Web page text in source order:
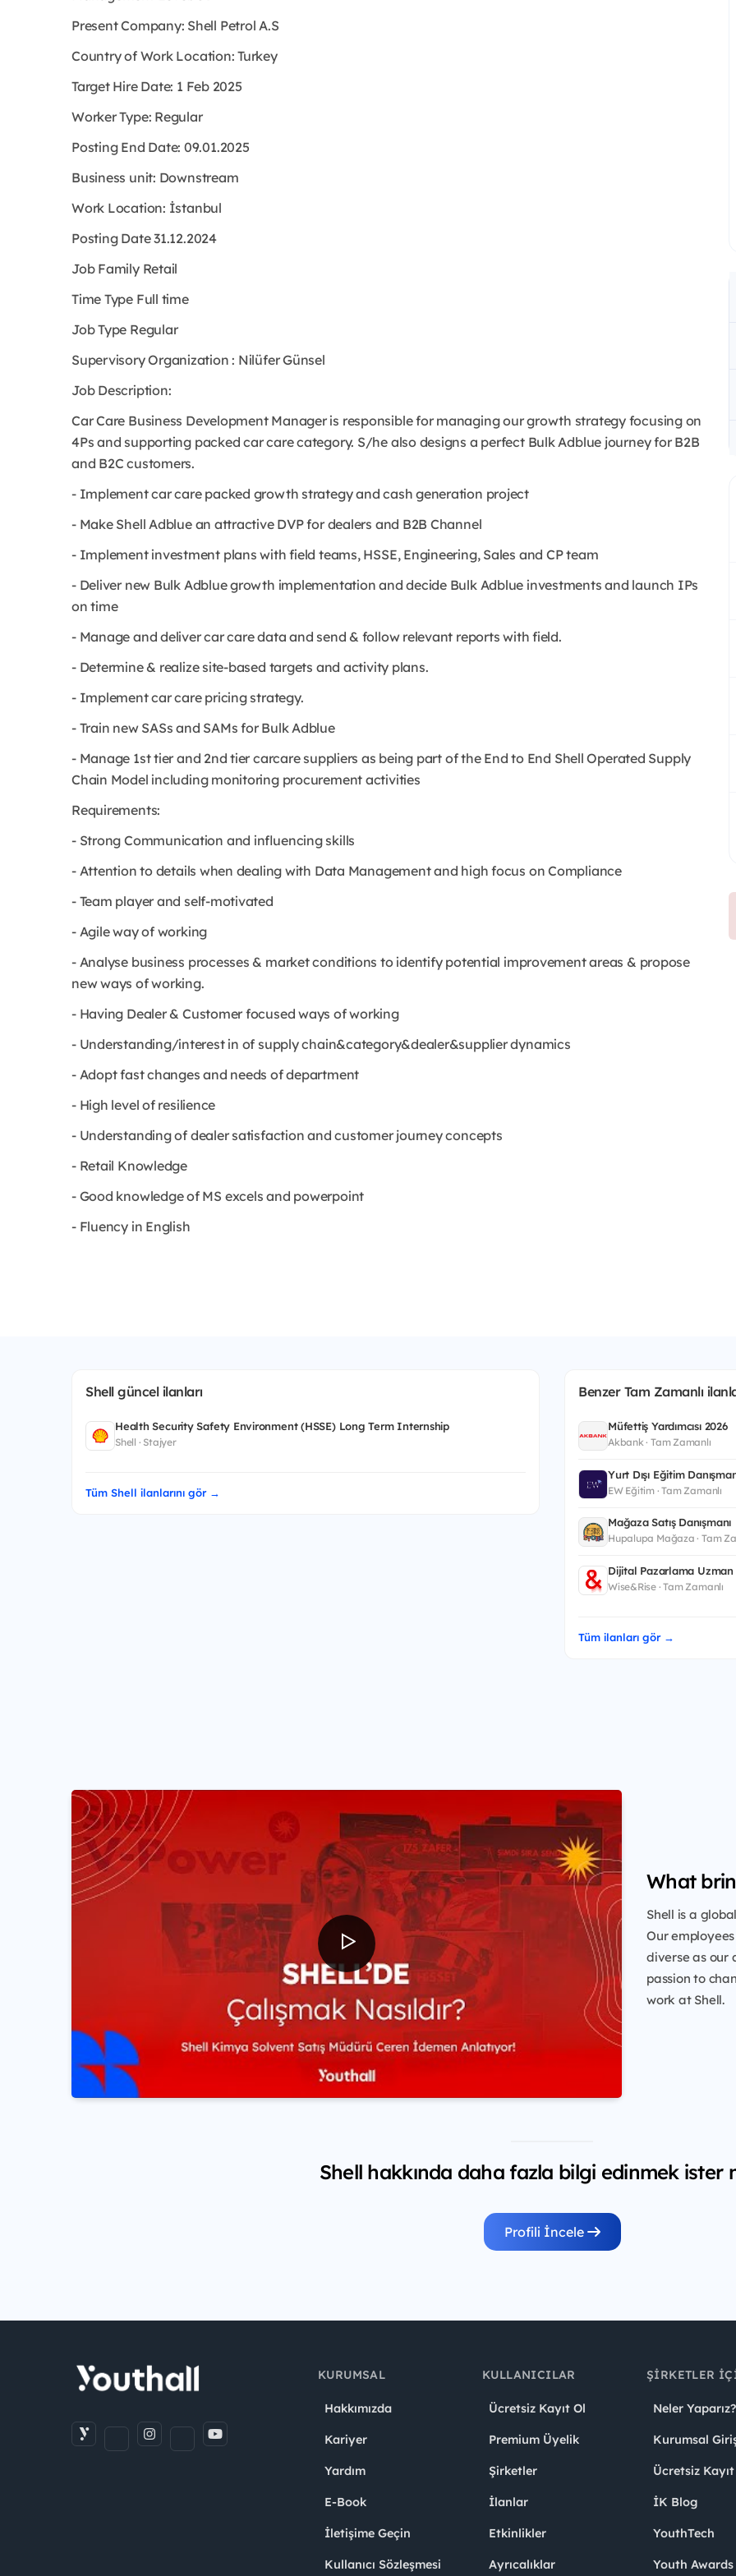
Present Company: Shell Petrol A.S
Country of Work Location: Turkey
Target Hire Date: 1 Feb 2025
Worker Type: Regular
Posting End Date: 09.01.2025
Business unit: Downstream
Work Location: İstanbul
Posting Date 31.12.2024
Job Family Retail
Time Type Full time
Job Type Regular
Supervisory Organization : Nilüfer Günsel
Job Description:
Car Care Business Development Manager is responsible for managing our growth strategy focusing on
4Ps and supporting packed car care category. S/he also designs a perfect Bulk Adblue journey for B2B
and B2C customers.
- Implement car care packed growth strategy and cash generation project
- Make Shell Adblue an attractive DVP for dealers and B2B Channel
- Implement investment plans with field teams, HSSE, Engineering, Sales and CP team
- Deliver new Bulk Adblue growth implementation and decide Bulk Adblue investments and launch IPs
on time
- Manage and deliver car care data and send & follow relevant reports with field.
- Determine & realize site-based targets and activity plans.
- Implement car care pricing strategy.
- Train new SASs and SAMs for Bulk Adblue
- Manage 1st tier and 2nd tier carcare suppliers as being part of the End to End Shell Operated Supply
Chain Model including monitoring procurement activities
Requirements:
- Strong Communication and influencing skills
- Attention to details when dealing with Data Management and high focus on Compliance
- Team player and self-motivated
- Agile way of working
- Analyse business processes & market conditions to identify potential improvement areas & propose
new ways of working.
- Having Dealer & Customer focused ways of working
- Understanding/interest in of supply chain&category&dealer&supplier dynamics
- Adopt fast changes and needs of department
- High level of resilience
- Understanding of dealer satisfaction and customer journey concepts
- Retail Knowledge
- Good knowledge of MS excels and powerpoint
- Fluency in English
Shell güncel ilanları
Health Security Safety Environment (HSSE) Long Term Internship
Shell · Stajyer
Tüm Shell ilanlarını gör →
Benzer Tam Zamanlı
Müfettiş Yardımcısı 2026
Akbank · Tam Zamanlı
Yurt Dışı Eğitim
EW Eğitim · Tam Zamanlı
Mağaza Satış Danışmanı
Hupalupa Mağaza · Tam
Dijital Pazarlama Uzman
Wise&Rise · Tam Zamanlı
Tüm ilanları gör →
What
Shell is a
Our
diverse as our
passion to
work at Shell.
Shell hakkında daha fazla bilgi edinmek ister
Profili İncele
KURUMSAL
Hakkımızda
Kariyer
Yardım
E-Book
İletişime Geçin
Kullanıcı Sözleşmesi
KULLANICILAR
Ücretsiz Kayıt Ol
Premium Üyelik
Şirketler
İlanlar
Etkinlikler
Ayrıcalıklar
ŞIRKETLER
Neler Yaparız?
Kurumsal
Ücretsiz
İK Blog
YouthTech
Youth Awards